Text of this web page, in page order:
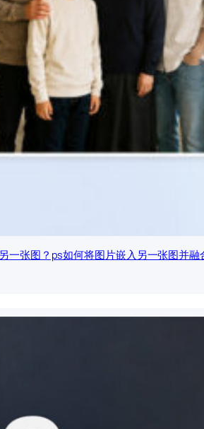
一张图？ps如何将图片嵌入另一张图并融